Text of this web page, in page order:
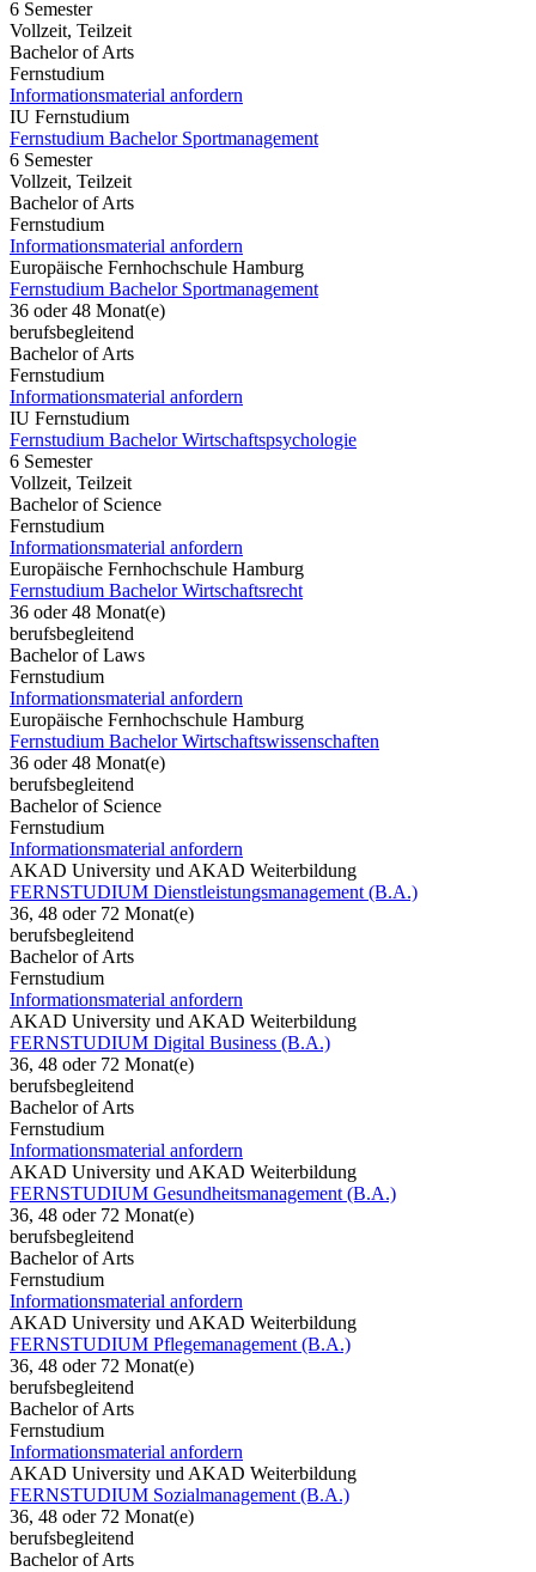
6 Semester
Vollzeit, Teilzeit
Bachelor of Arts
Fernstudium
Informationsmaterial anfordern
IU Fernstudium
Fernstudium Bachelor Sportmanagement
6 Semester
Vollzeit, Teilzeit
Bachelor of Arts
Fernstudium
Informationsmaterial anfordern
Europäische Fernhochschule Hamburg
Fernstudium Bachelor Sportmanagement
36 oder 48 Monat(e)
berufsbegleitend
Bachelor of Arts
Fernstudium
Informationsmaterial anfordern
IU Fernstudium
Fernstudium Bachelor Wirtschaftspsychologie
6 Semester
Vollzeit, Teilzeit
Bachelor of Science
Fernstudium
Informationsmaterial anfordern
Europäische Fernhochschule Hamburg
Fernstudium Bachelor Wirtschaftsrecht
36 oder 48 Monat(e)
berufsbegleitend
Bachelor of Laws
Fernstudium
Informationsmaterial anfordern
Europäische Fernhochschule Hamburg
Fernstudium Bachelor Wirtschaftswissenschaften
36 oder 48 Monat(e)
berufsbegleitend
Bachelor of Science
Fernstudium
Informationsmaterial anfordern
AKAD University und AKAD Weiterbildung
FERNSTUDIUM Dienstleistungsmanagement (B.A.)
36, 48 oder 72 Monat(e)
berufsbegleitend
Bachelor of Arts
Fernstudium
Informationsmaterial anfordern
AKAD University und AKAD Weiterbildung
FERNSTUDIUM Digital Business (B.A.)
36, 48 oder 72 Monat(e)
berufsbegleitend
Bachelor of Arts
Fernstudium
Informationsmaterial anfordern
AKAD University und AKAD Weiterbildung
FERNSTUDIUM Gesundheitsmanagement (B.A.)
36, 48 oder 72 Monat(e)
berufsbegleitend
Bachelor of Arts
Fernstudium
Informationsmaterial anfordern
AKAD University und AKAD Weiterbildung
FERNSTUDIUM Pflegemanagement (B.A.)
36, 48 oder 72 Monat(e)
berufsbegleitend
Bachelor of Arts
Fernstudium
Informationsmaterial anfordern
AKAD University und AKAD Weiterbildung
FERNSTUDIUM Sozialmanagement (B.A.)
36, 48 oder 72 Monat(e)
berufsbegleitend
Bachelor of Arts